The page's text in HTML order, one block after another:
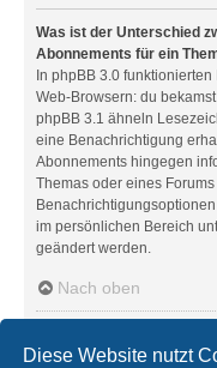
Diese Website nutzt
Was ist der Unterschied
Abonnements für ein
In phpBB 3.0
Web-Browsern: du
phpBB 3.1 ähneln
eine Benachrichtigung
Abonnements hingegen
Themas oder eines
im persönlichen Bereich
geändert werden.
Nach oben
Wie kann ich ein
abonnieren?